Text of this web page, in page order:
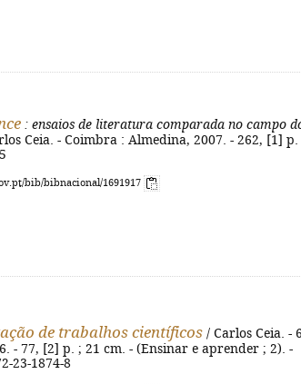
: ensaios de literatura comparada no campo
Ceia. - Coimbra : Almedina, 2007. - 262, [1] p.
bib/bibnacional/1691917
de trabalhos científicos / Carlos Ceia. -
- 77, [2] p. ; 21 cm. - (Ensinar e aprender ; 2). -
23-1874-8